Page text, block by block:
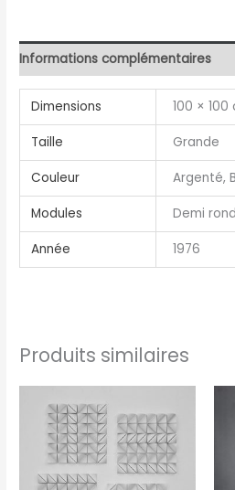
Informations complémentaires
Dimensions 100 × 100
Taille Grande
Couleur Argenté,
Modules Demi rond
Année 1976
Produits similaires